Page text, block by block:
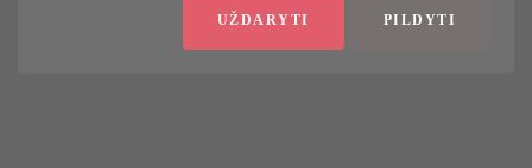
UŽDARYTI PILDYTI